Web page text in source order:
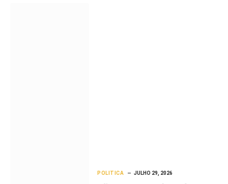
POLITICA JULHO 29, 2026